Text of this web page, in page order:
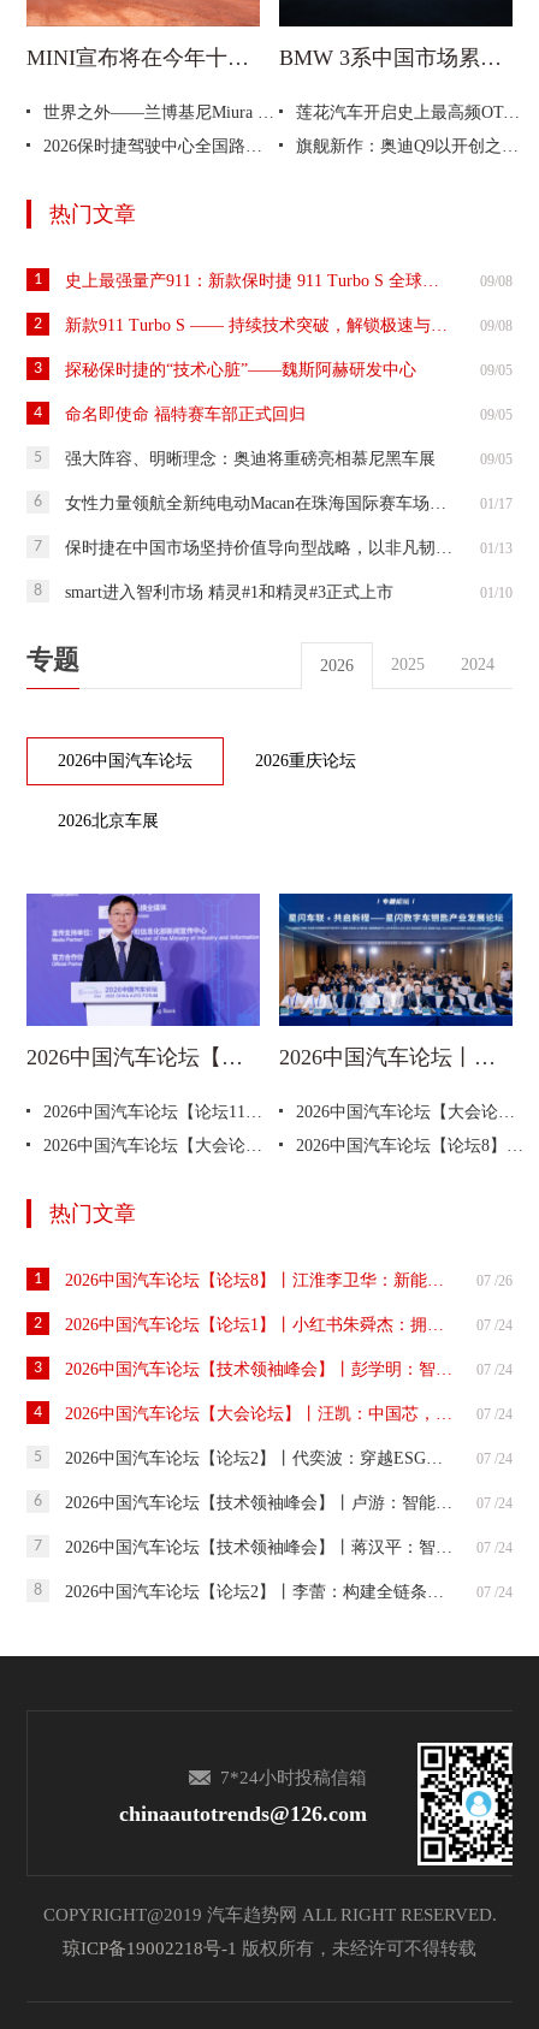
MINI宣布将在今年十月征战“叛逆者拉力赛” BMW 3系中国市场累计销量突破200万辆 新世代BMW i3即将开启全新篇章
世界之外——兰博基尼Miura SV诞生55周年
莲花汽车开启史上最高频OTA 转向手感新增“运动+”模式，驾控再升级
2026保时捷驾驶中心全国路演第四站登陆天津，纯电动Cayenne再征专业赛道
旗舰新作：奥迪Q9以开创之姿重塑空间感与舒适体验
热门文章
1 史上最强量产911：新款保时捷 911 Turbo S 全球首发 09/08
2 新款911 Turbo S —— 持续技术突破，解锁极速与日常的边界 09/08
3 探秘保时捷的“技术心脏”——魏斯阿赫研发中心 09/05
4 命名即使命 福特赛车部正式回归 09/05
5 强大阵容、明晰理念：奥迪将重磅亮相慕尼黑车展 09/05
6 女性力量领航全新纯电动Macan在珠海国际赛车场持续燃情驰骋 01/17
7 保时捷在中国市场坚持价值导向型战略，以非凡韧性为2024财年收官 01/13
8 smart进入智利市场 精灵#1和精灵#3正式上市 01/10
专题 2026 2025 2024
2026中国汽车论坛 2026重庆论坛
2026北京车展
2026中国汽车论坛【大会论坛】丨付炳锋：共绘汽车产业高质量发展新蓝图 2026中国汽车论坛丨星闪数字车钥匙产业发展论坛成功召开
2026中国汽车论坛【论坛11】丨吉利唐黎明：中国新能源汽车全球化机遇与挑战，从规模红利走向深水区博弈
2026中国汽车论坛【大会论坛】丨零跑朱江明：自研打底 技术破局——中国汽车高质量发展的零跑思考
2026中国汽车论坛【大会论坛】丨上汽贾健旭：面向全球，实现智能化高质量协同发展
2026中国汽车论坛【论坛8】丨长安李宁：长安汽车质量强企战略思考与实践
热门文章
1 2026中国汽车论坛【论坛8】丨江淮李卫华：新能源商用车产业链技术质量与安全管控实践 07 /26
2 2026中国汽车论坛【论坛1】丨小红书朱舜杰：拥抱用户，建立长效经营阵地 07 /24
3 2026中国汽车论坛【技术领袖峰会】丨彭学明：智驾的发展路径和思考 07 /24
4 2026中国汽车论坛【大会论坛】丨汪凯：中国芯，走向端侧智能算力平台 07 /24
5 2026中国汽车论坛【论坛2】丨代奕波：穿越ESG评级 释放ESG管理价值 07 /24
6 2026中国汽车论坛【技术领袖峰会】丨卢游：智能驾驶赋能国际化车企 07 /24
7 2026中国汽车论坛【技术领袖峰会】丨蒋汉平：智能座舱到AI舱驾融合演变的芯片视野 07 /24
8 2026中国汽车论坛【论坛2】丨李蕾：构建全链条供应链韧性——可持续供应链建设和尽职调查 07 /24
7*24小时投稿信箱
chinaautotrends@126.com
COPYRIGHT@2019 汽车趋势网 ALL RIGHT RESERVED.
琼ICP备19002218号-1 版权所有，未经许可不得转载